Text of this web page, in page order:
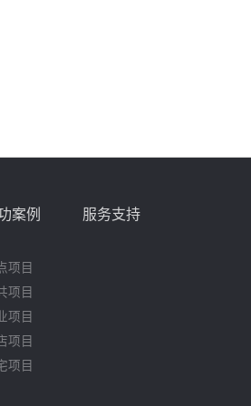
案例
项目
项目
项目
项目
项目
服务支持